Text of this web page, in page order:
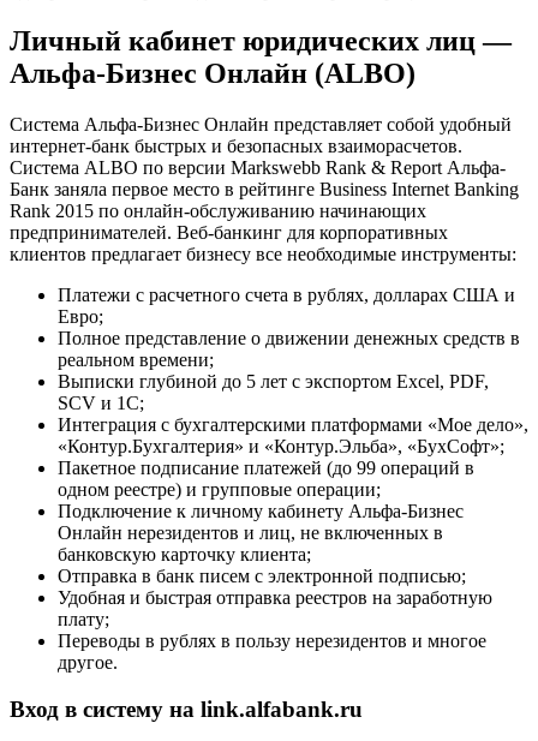
Личный кабинет юридических лиц —
Альфа-Бизнес Онлайн (ALBO)
Система Альфа-Бизнес Онлайн представляет собой удобный
интернет-банк быстрых и безопасных взаиморасчетов.
Система ALBO по версии Markswebb Rank & Report Альфа-
Банк заняла первое место в рейтинге Business Internet Banking
Rank 2015 по онлайн-обслуживанию начинающих
предпринимателей. Веб-банкинг для корпоративных
клиентов предлагает бизнесу все необходимые инструменты:
Платежи с расчетного счета в рублях, долларах США и
Евро;
Полное представление о движении денежных средств в
реальном времени;
Выписки глубиной до 5 лет с экспортом Excel, PDF,
SCV и 1С;
Интеграция с бухгалтерскими платформами «Мое дело»,
«Контур.Бухгалтерия» и «Контур.Эльба», «БухСофт»;
Пакетное подписание платежей (до 99 операций в
одном реестре) и групповые операции;
Подключение к личному кабинету Альфа-Бизнес
Онлайн нерезидентов и лиц, не включенных в
банковскую карточку клиента;
Отправка в банк писем с электронной подписью;
Удобная и быстрая отправка реестров на заработную
плату;
Переводы в рублях в пользу нерезидентов и многое
другое.
Вход в систему на link.alfabank.ru